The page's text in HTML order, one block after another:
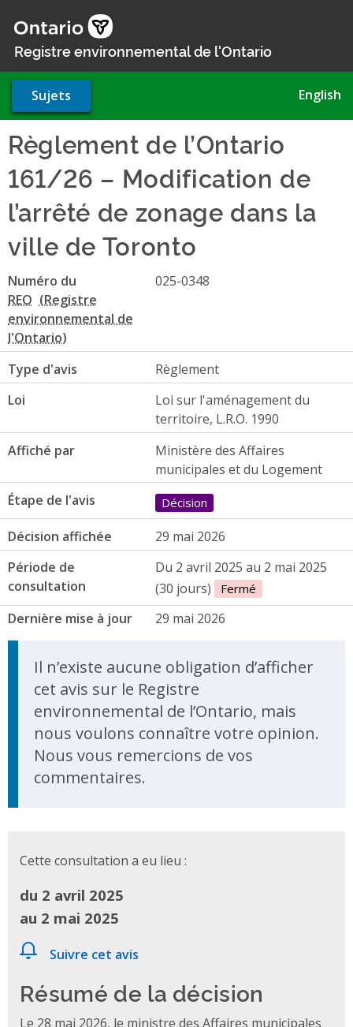
au
contenu
Registre environnemental de l'Ontario
Sujets English
Règlement de l’Ontario
161/26 – Modification de
l’arrêté de zonage dans la
ville de Toronto
Numéro du
REO
025-0348
Type d'avis
Règlement
Loi
Loi sur l'aménagement du
territoire, L.R.O. 1990
Affiché par
Ministère des Affaires
municipales et du Logement
Étape de l'avis
Décision
Décision affichée
29 mai 2026
Période de
consultation
Du 2 avril 2025 au 2 mai 2025
(30 jours)
Fermé
Dernière mise à jour 29 mai 2026
Il n’existe aucune obligation d’afficher
cet avis sur le Registre
environnemental de l’Ontario, mais
nous voulons connaître votre opinion.
Nous vous remercions de vos
commentaires.
Cette consultation a eu lieu :
du 2 avril 2025
au 2 mai 2025
Suivre cet avis
Résumé de la décision
Le 28 mai 2026, le ministre des Affaires municipales